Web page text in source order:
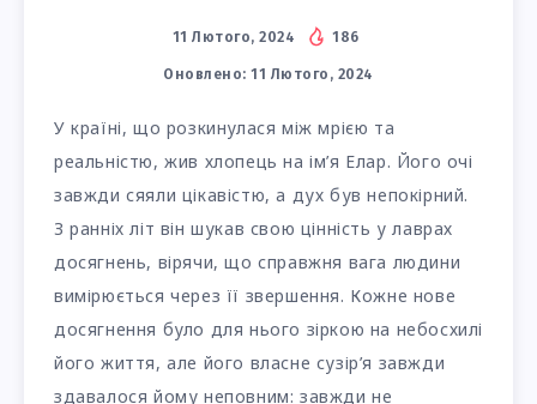
11 Лютого, 2024 186
Оновлено: 11 Лютого, 2024
У країні, що розкинулася між мрією та
реальністю, жив хлопець на ім’я Елар. Його очі
завжди сяяли цікавістю, а дух був непокірний.
З ранніх літ він шукав свою цінність у лаврах
досягнень, вірячи, що справжня вага людини
вимірюється через її звершення. Кожне нове
досягнення було для нього зіркою на небосхилі
його життя, але його власне сузір’я завжди
здавалося йому неповним: завжди не